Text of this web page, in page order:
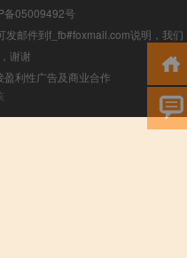
备05009492号
发邮件到f_fb#foxmail.com说明，我们
谢谢
利性广告及商业合作